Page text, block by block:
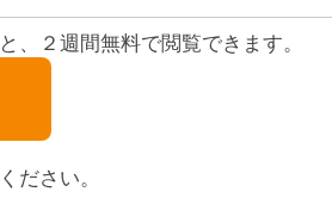
、２週間無料で閲覧できます。
ださい。